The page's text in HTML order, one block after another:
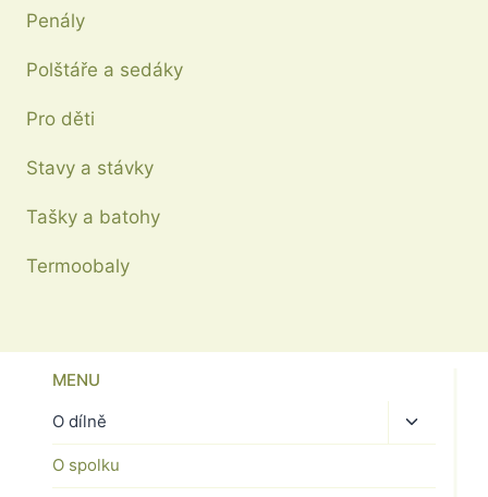
Penály
Polštáře a sedáky
Pro děti
Stavy a stávky
Tašky a batohy
Termoobaly
MENU
O dílně
Toggle
child
O spolku